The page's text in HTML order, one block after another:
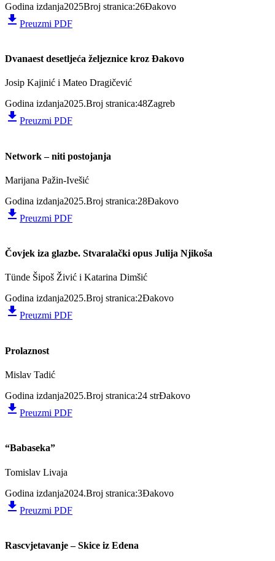
Godina izdanja2025Broj stranica:26Đakovo
file_download Preuzmi PDF
Dvanaest desetljeća željeznice kroz Đakovo
Josip Kajinić i Mateo Dragičević
Godina izdanja2025.Broj stranica:48Zagreb
file_download Preuzmi PDF
Network – niti postojanja
Marijana Pažin-Ivešić
Godina izdanja2025.Broj stranica:28Đakovo
file_download Preuzmi PDF
Čovjek iza glazbe. Stvaralački opus Julija Njikoša
Tünde Šipoš Živić i Katarina Dimšić
Godina izdanja2025.Broj stranica:2Đakovo
file_download Preuzmi PDF
Prolaznost
Mislav Tadić
Godina izdanja2025.Broj stranica:24 strĐakovo
file_download Preuzmi PDF
“Babaseka”
Tomislav Livaja
Godina izdanja2024.Broj stranica:3Đakovo
file_download Preuzmi PDF
Rascvjetavanje – Skice iz Edena